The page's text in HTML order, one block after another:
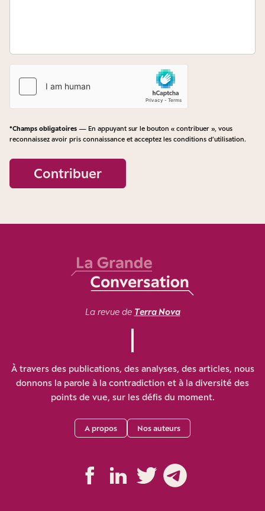
*Champs obligatoires — En appuyant sur le bouton « contribuer », vous
reconnaissez avoir pris connaissance et acceptez les conditions d’utilisation.
Contribuer
La revue de Terra Nova
À travers des publications, des analyses, des articles, nous
donnons la parole à la contradiction et à la diversité des
points de vue, sur les défis du moment.
A propos Nos auteurs